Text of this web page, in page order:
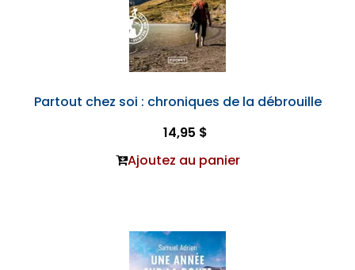
Partout chez soi : chroniques de la débrouille
14,95 $
Ajoutez au panier